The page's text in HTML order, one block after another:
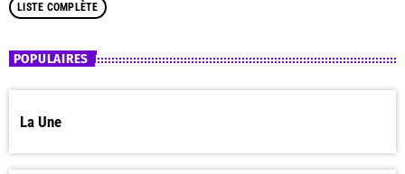
LISTE COMPLÈTE
POPULAIRES
La Une